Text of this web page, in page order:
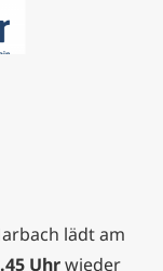
lädt am
Uhrwieder